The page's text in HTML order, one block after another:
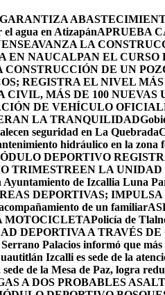
el agua en AtizapánAPRUEBA
AVANZA LA
EN NAUCALPAN EL CURSO
DE UN
REGISTRA EL NIVEL
MÁS DE 100 NUEVAS
DE VEHÍCULO OFICIAL
LA TRANQUILIDAD
seguridad en La Quebrada
hidráulico en la zona
DEPORTIVO
TRIMESTREEN LA UNIDAD
Ayuntamiento de Izcallia Luna
DEPORTIVAS;
de un familiar
MOTOCICLETAPolicía de
DEPORTIVA A TRAVÉS
Palacios informó que
Izcalli es sede de la
de la Mesa de Paz, logra
A DOS PROBABLES